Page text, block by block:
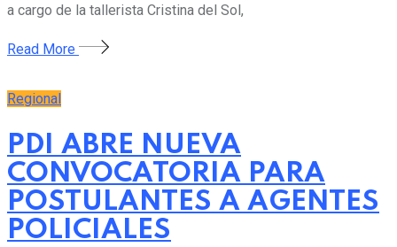
a cargo de la tallerista Cristina del Sol,
Read More
Regional
PDI ABRE NUEVA
CONVOCATORIA PARA
POSTULANTES A AGENTES
POLICIALES